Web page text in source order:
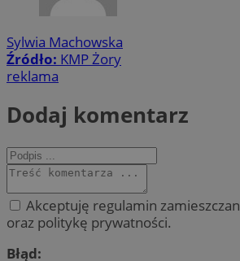
Sylwia Machowska
Źródło: KMP Żory
reklama
Dodaj komentarz
Akceptuję regulamin
oraz politykę prywatności.
Błąd: